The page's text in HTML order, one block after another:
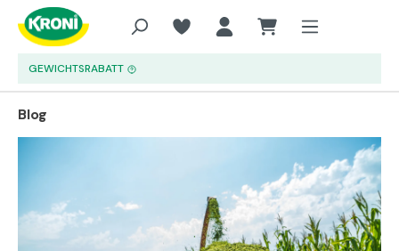
Zum Hauptinhalt springen
GEWICHTSRABATT
Blog